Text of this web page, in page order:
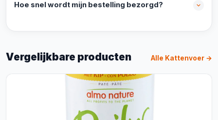
Hoe snel wordt mijn bestelling bezorgd?
Vergelijkbare producten Alle Kattenvoer →